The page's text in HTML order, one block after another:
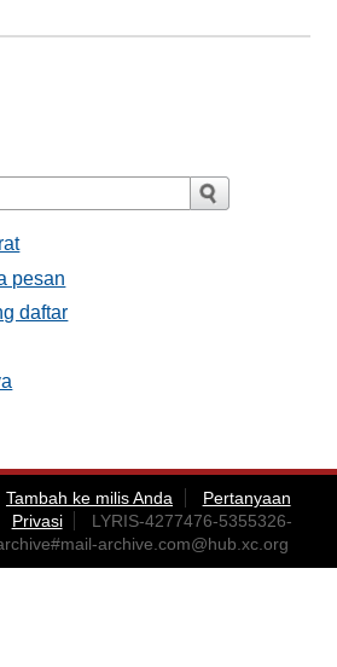
pesan
daftar
Tambah ke milis Anda
Pertanyaan
Privasi
LYRIS-4277476-5355326-
mail-archive.com@hub.xc.org